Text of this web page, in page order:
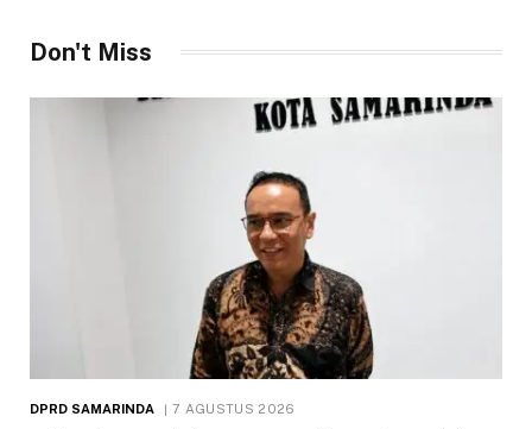
Don't Miss
DPRD SAMARINDA 7 AGUSTUS 2026